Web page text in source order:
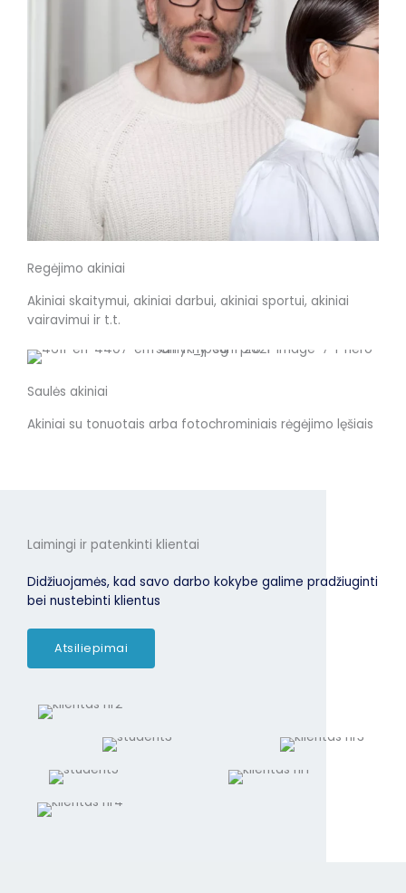
Regėjimo akiniai
Akiniai skaitymui, akiniai darbui, akiniai sportui, akiniai
vairavimui ir t.t.
Saulės akiniai
Akiniai su tonuotais arba fotochrominiais rėgėjimo lęšiais
Laimingi ir patenkinti klientai
Didžiuojamės, kad savo darbo kokybe galime pradžiuginti
bei nustebinti klientus
Atsiliepimai